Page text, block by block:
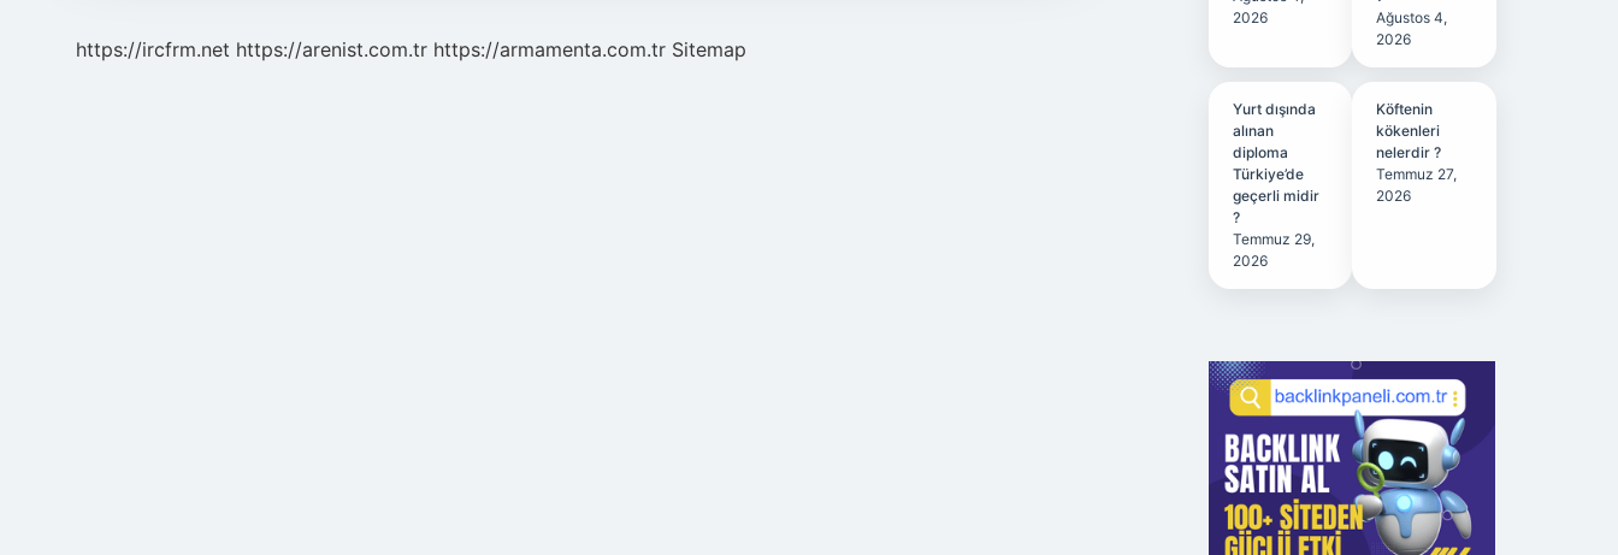
https://ircfrm.net https://arenist.com.tr https://armamenta.com.tr Sitemap
2026
Ağustos 4,
2026
Yurt dışında
alınan
diploma
Türkiye’de
geçerli midir
?
Temmuz 29,
2026
Köftenin
kökenleri
nelerdir ?
Temmuz 27,
2026